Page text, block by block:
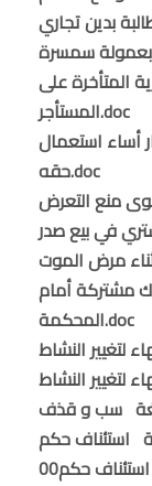
المتأخرة على
المستأجر.doc
استعمال
حقه.doc
في بيع صدر
مشتركة أمام
المحكمة.doc